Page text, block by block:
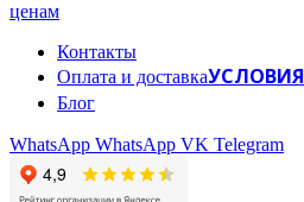
Контакты
Оплата и доставкаУСЛОВИЯ
Блог
WhatsApp WhatsApp VK Telegram